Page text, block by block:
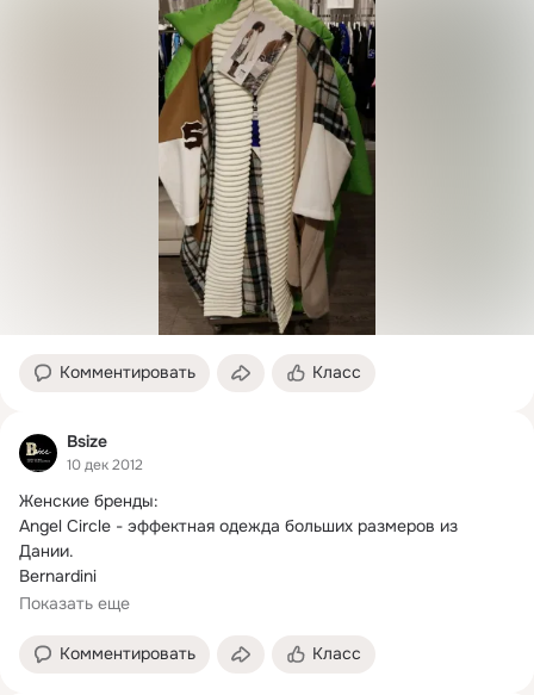
Комментировать Класс
Bsize
10 дек 2012
Женские бренды:
Angel Circle - эффектная одежда больших размеров из
Дании.
Bernardini
Biggi M
Германии.
Показать еще
Комментировать Класс